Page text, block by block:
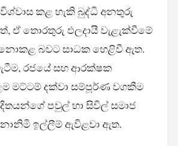
කළ හැකි බුද්ධි අනතුරු
ඒ තොරතුරු ඵලදායී වැළැක්වීමේ
නොකළ බවට සාධක හෙළිවී ඇත.
රජයේ සහ ආරක්ෂක
මට්ටම් දක්වා සම්පූර්ණ වගකීම
පවුල් හා සිවිල් සමාජ
ඉල්ලීම් ඇවිළවා ඇත.